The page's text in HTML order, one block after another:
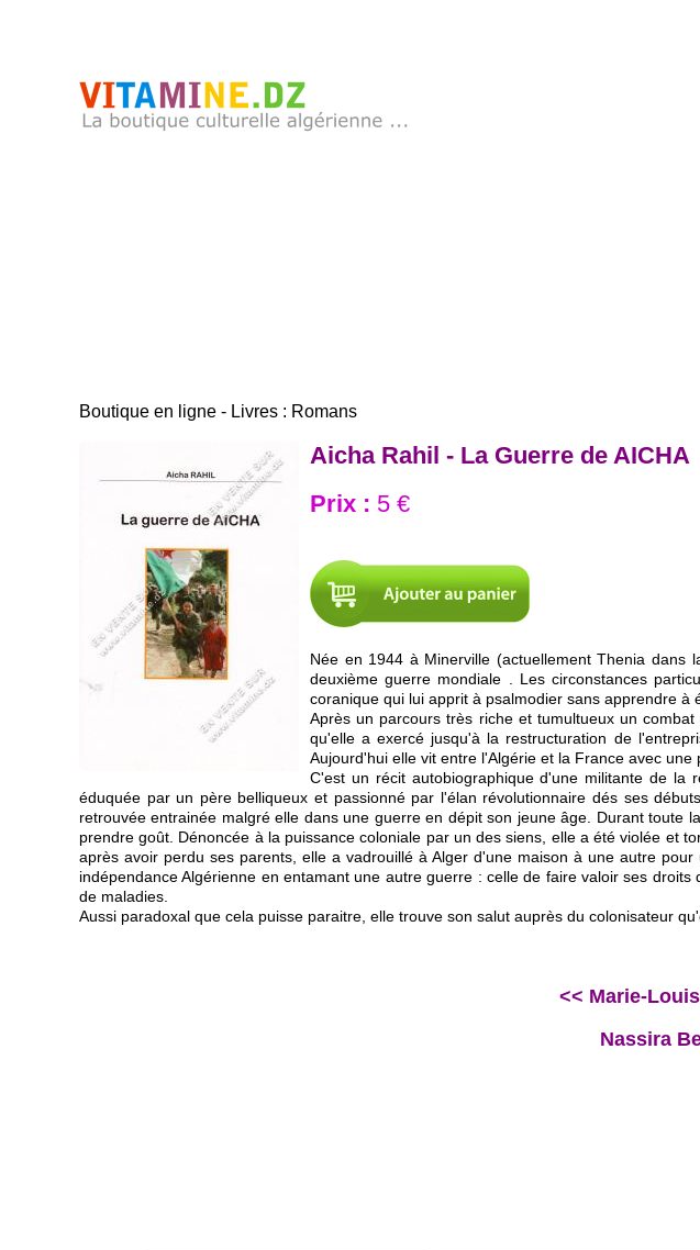
Boutique en ligne - Livres : Romans
Aicha Rahil - La Guerre de AICHA
Prix : 5 €
Née en 1944 à Minerville (actuellement Thenia
deuxième guerre mondiale . Les circonstances
coranique qui lui apprit à psalmodier sans apprendre à
Après un parcours très riche et tumultueux un
qu'elle a exercé jusqu'à la restructuration de
Aujourd'hui elle vit entre l'Algérie et la France avec une
C'est un récit autobiographique d'une militante de la
éduquée par un père belliqueux et passionné par l'élan révolutionnaire dés ses
retrouvée entrainée malgré elle dans une guerre en dépit son jeune âge. Durant toute
prendre goût. Dénoncée à la puissance coloniale par un des siens, elle a été violée et
après avoir perdu ses parents, elle a vadrouillé à Alger d'une maison à une autre
indépendance Algérienne en entamant une autre guerre : celle de faire valoir ses
de maladies.
Aussi paradoxal que cela puisse paraitre, elle trouve son salut auprès du colonisateur
<< Marie-
Nassira